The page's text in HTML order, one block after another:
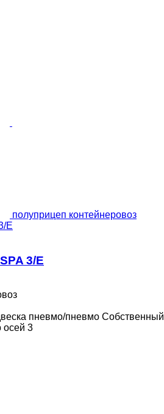
полуприцеп контейнеровоз
E
3/E
пневмо/пневмо Собственный
осей 3